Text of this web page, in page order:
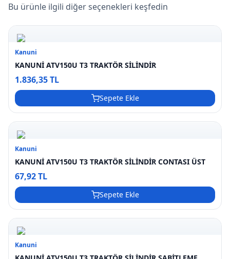
Bu ürünle ilgili diğer seçenekleri keşfedin
Kanuni
KANUNİ ATV150U T3 TRAKTÖR SİLİNDİR
1.836,35 TL
Sepete Ekle
Kanuni
KANUNİ ATV150U T3 TRAKTÖR SİLİNDİR CONTASI ÜST
67,92 TL
Sepete Ekle
Kanuni